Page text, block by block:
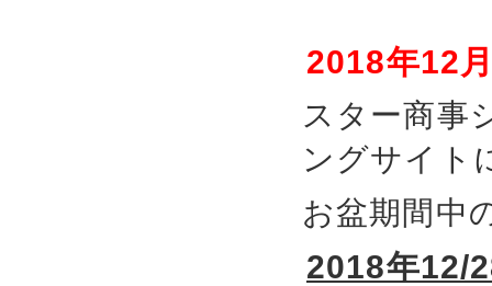
2018年12
スター商事
ングサイト
お盆期間中
2018年12/